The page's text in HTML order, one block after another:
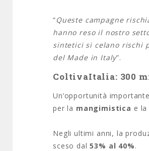
“Queste campagne
hanno reso il nostro
sintetici si celano rischi
del Made in Italy”.
ColtivaItalia: 300
Un’opportunità
per la mangimistica e la
Negli ultimi anni, la
sceso dal53% al 40%.